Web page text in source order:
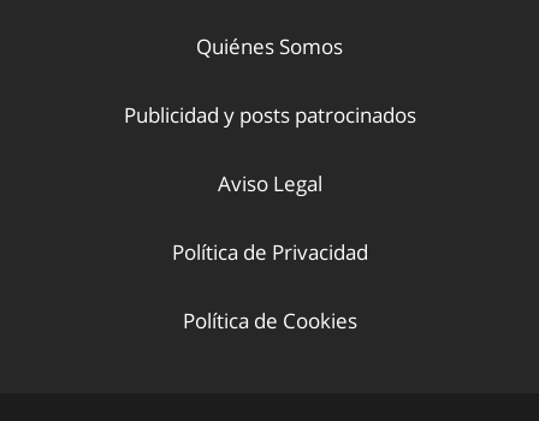
Quiénes Somos
Publicidad y posts patrocinados
Aviso Legal
Política de Privacidad
Política de Cookies